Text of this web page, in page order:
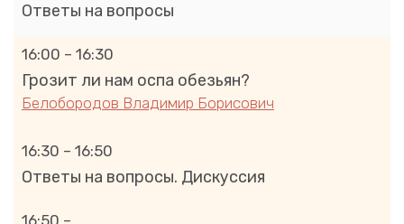
Ответы на вопросы
16:00 – 16:30
Грозит ли нам оспа обезьян?
Белобородов Владимир Борисович
16:30 – 16:50
Ответы на вопросы. Дискуссия
16:50 –